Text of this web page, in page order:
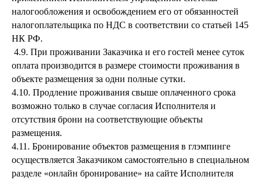
налогообложения и освобождением его от обязанностей
налогоплательщика по НДС в соответствии со статьей 145
НК РФ.
4.9. При проживании Заказчика и его гостей менее суток
оплата производится в размере стоимости проживания в
объекте размещения за одни полные сутки.
4.10. Продление проживания свыше оплаченного срока
возможно только в случае согласия Исполнителя и
отсутствия брони на соответствующие объекты
размещения.
4.11. Бронирование объектов размещения в глэмпинге
осуществляется Заказчиком самостоятельно в специальном
разделе «онлайн бронирование» на сайте Исполнителя